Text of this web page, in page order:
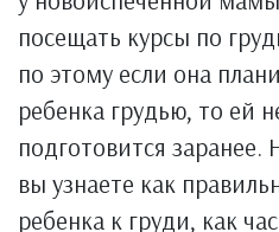
посещать курсы по
по этому если она
ребенка грудью, то ей
подготовится заранее.
вы узнаете как
ребенка к груди, как